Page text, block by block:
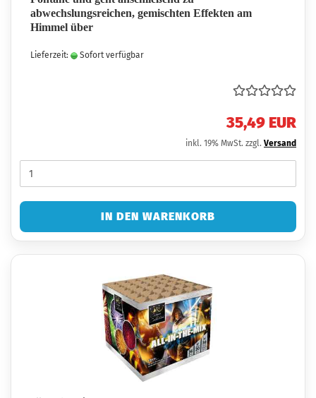
abwechslungsreichen, gemischten Effekten am
Himmel über
Lieferzeit: Sofort verfügbar
35,49 EUR
inkl. 19% MwSt. zzgl. Versand
IN DEN WARENKORB